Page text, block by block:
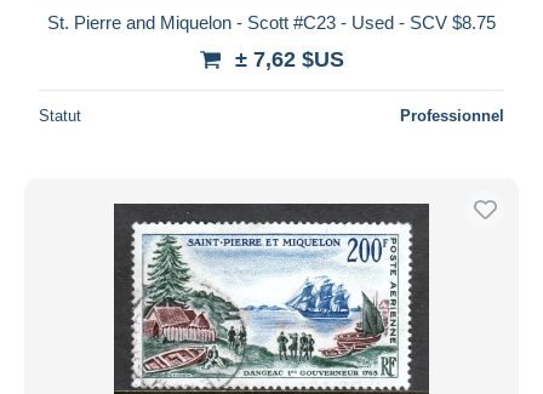
St. Pierre and Miquelon - Scott #C23 - Used - SCV $8.75
± 7,62 $US
Statut Professionnel